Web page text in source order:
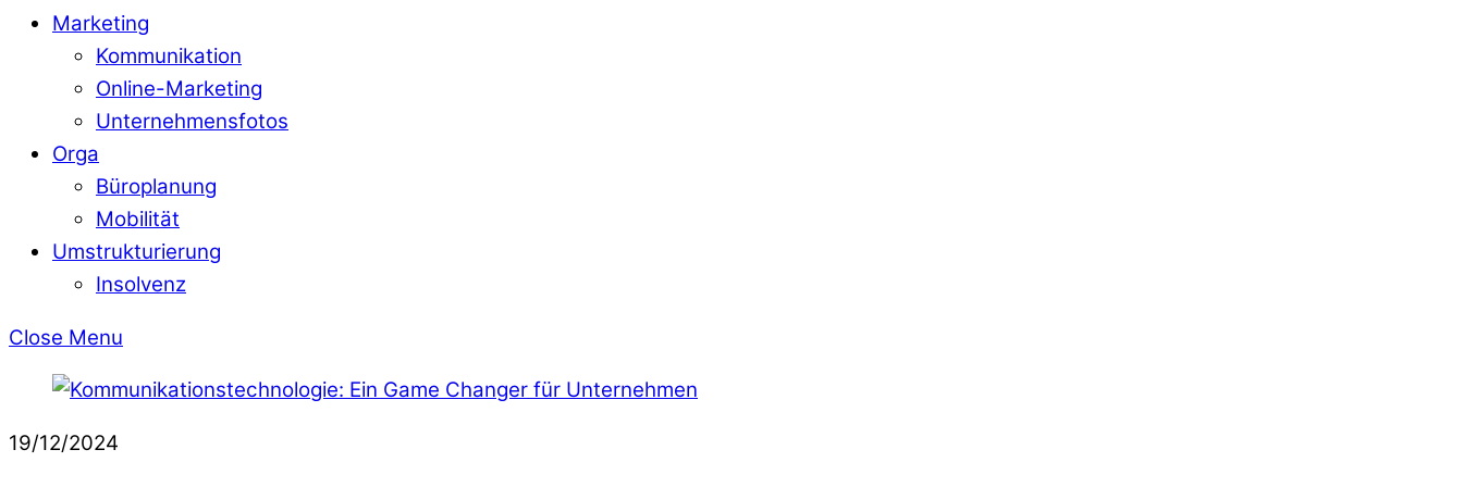
Marketing
Kommunikation
Online-Marketing
Unternehmensfotos
Orga
Büroplanung
Mobilität
Umstrukturierung
Insolvenz
Close Menu
19/12/2024